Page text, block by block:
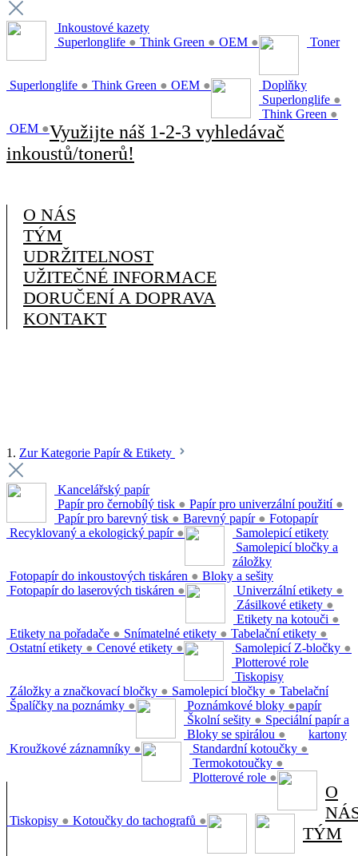
Inkoustové kazety
Superlonglife ● Think Green ● OEM ● Toner
Superlonglife ● Think Green ● OEM ●
Doplňky
Superlonglife ●
Think Green ●
OEM ●Využijte náš 1-2-3 vyhledávač
inkoustů/tonerů!
O NÁS
TÝM
UDRŽITELNOST
UŽITEČNÉ INFORMACE
DORUČENÍ A DOPRAVA
KONTAKT
1. Zur Kategorie Papír & Etikety
Kancelářský papír
Papír pro černobílý tisk ● Papír pro univerzální použití ●
Papír pro barevný tisk ● Barevný papír ●
Recyklovaný a ekologický papír ●
Fotopapír
Fotopapír do inkoustových tiskáren ●
Fotopapír do laserových tiskáren ●
Samolepicí etikety
Univerzální etikety ●
Zásilkové etikety ●
Etikety na kotouči ●
Etikety na pořadače ● Snímatelné etikety ● Tabelační etikety ●
Ostatní etikety ● Cenové etikety ●
Samolepicí bločky a
záložky
Samolepicí Z-bločky ●
Záložky a značkovací bločky ● Samolepicí bločky ●
Špalíčky na poznámky ●
Bloky a sešity
Poznámkové bloky ●
Školní sešity ●
Bloky se spirálou ●
Kroužkové záznamníky ●
Plotterové role
Standardní kotoučky ●
Termokotoučky ●
Plotterové role ●
Tiskopisy
Tiskopisy ● Kotoučky do tachografů ●
Tabelační
papír
Speciální papír a
kartony
O
TÝM